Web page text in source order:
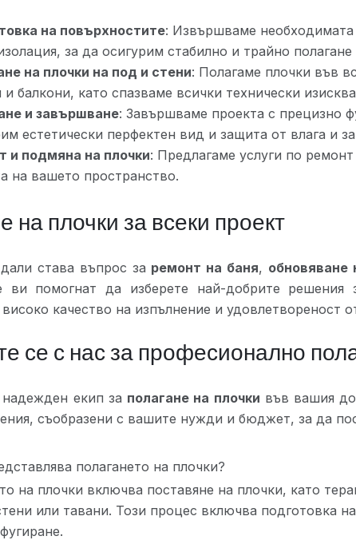
на повърхностите: Извършваме необходимата
за да осигурим стабилно и трайно полагане
на плочки на под и стени: Полагаме плочки във
и балкони, като спазваме всички технически
и завършване: Завършваме проекта с прецизно
естетически перфектен вид и защита от влага и
и подмяна на плочки: Предлагаме услуги по
на вашето пространство.
на плочки за всеки проект
става въпрос за ремонт на баня, обновяване
ви помогнат да изберете най-добрите
качество на изпълнение и удовлетвореност
се с нас за професионално
екип за полагане на плочки във вашия
съобразени с вашите нужди и бюджет, за да
полагането на плочки?
на плочки включва поставяне на плочки, като
или тавани. Този процес включва подготовка